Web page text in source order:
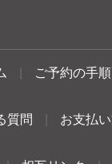
ご予約の手順
質問 お支払